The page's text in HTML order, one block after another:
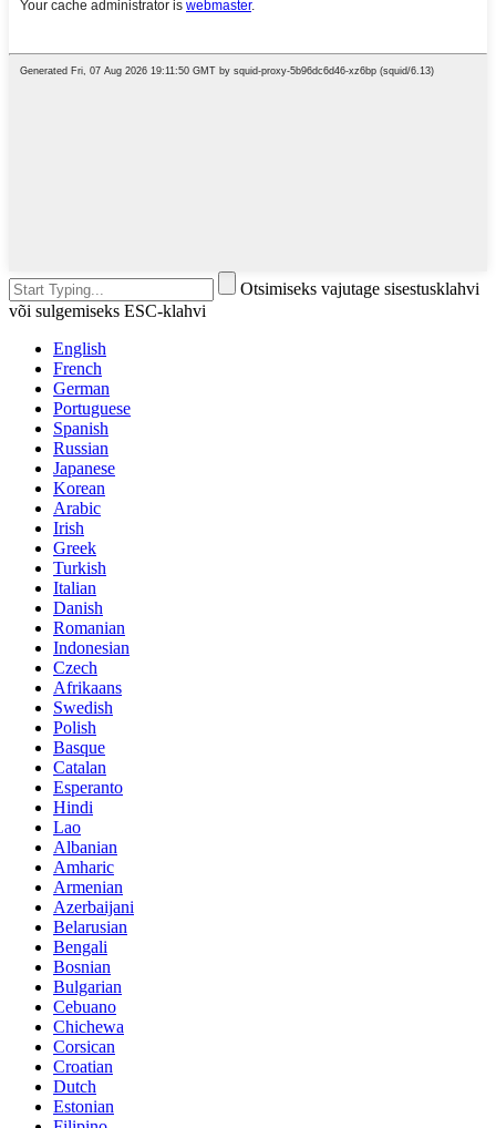
Otsimiseks vajutage sisestusklahvi
või sulgemiseks ESC-klahvi
English
French
German
Portuguese
Spanish
Russian
Japanese
Korean
Arabic
Irish
Greek
Turkish
Italian
Danish
Romanian
Indonesian
Czech
Afrikaans
Swedish
Polish
Basque
Catalan
Esperanto
Hindi
Lao
Albanian
Amharic
Armenian
Azerbaijani
Belarusian
Bengali
Bosnian
Bulgarian
Cebuano
Chichewa
Corsican
Croatian
Dutch
Estonian